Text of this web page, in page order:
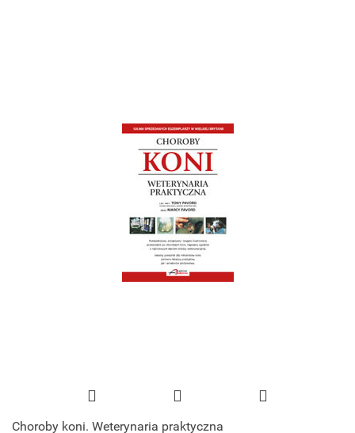
Choroby koni. Weterynaria praktyczna